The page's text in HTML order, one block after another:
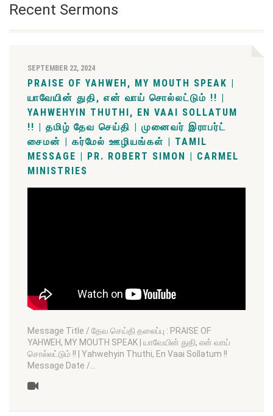
Recent Sermons
SEPTEMBER 22, 2024
PRAISE OF YAHWEH, MY MOUTH SPEAK |
யாவேயின் துதி, என் வாய் சொல்லட்டும் !! |
YAHWEHYIN THUTHI, EN VAAI SOLLATUM
!! | தமிழ் தேவ செய்தி | முனைவர் இராபர்ட்
சைமன் | கர்மேல் ஊழியங்கள் | TAMIL
MESSAGE | PR. ROBERT SIMON | CARMEL
MINISTRIES
Message Title / தேவ செய்தி தலைப்பு : PRAISE OF
YAHWEH, MY MOUTH SPEAK | யாவேயின் துதி, என் வாய்
சொல்லட்டும் !! | Yahwehyin Thuthi, En Vaai Sollatum !!
Message Date /…